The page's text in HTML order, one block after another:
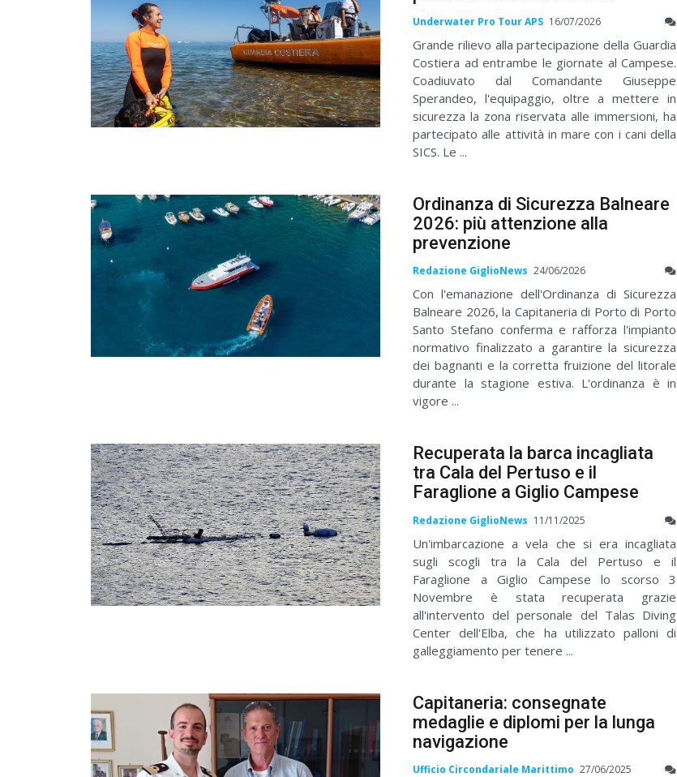
Underwater Pro Tour APS 16/07/2026
Grande rilievo alla partecipazione della Guardia
Costiera ad entrambe le giornate al Campese.
Coadiuvato dal Comandante Giuseppe
Sperandeo, l'equipaggio, oltre a mettere in
sicurezza la zona riservata alle immersioni, ha
partecipato alle attività in mare con i cani della
SICS. Le ...
Ordinanza di Sicurezza Balneare
2026: più attenzione alla
prevenzione
Redazione GiglioNews 24/06/2026
Con l'emanazione dell'Ordinanza di Sicurezza
Balneare 2026, la Capitaneria di Porto di Porto
Santo Stefano conferma e rafforza l'impianto
normativo finalizzato a garantire la sicurezza
dei bagnanti e la corretta fruizione del litorale
durante la stagione estiva. L'ordinanza è in
vigore ...
Recuperata la barca incagliata
tra Cala del Pertuso e il
Faraglione a Giglio Campese
Redazione GiglioNews 11/11/2025
Un'imbarcazione a vela che si era incagliata
sugli scogli tra la Cala del Pertuso e il
Faraglione a Giglio Campese lo scorso 3
Novembre è stata recuperata grazie
all'intervento del personale del Talas Diving
Center dell'Elba, che ha utilizzato palloni di
galleggiamento per tenere ...
Capitaneria: consegnate
medaglie e diplomi per la lunga
navigazione
Ufficio Circondariale Marittimo 27/06/2025